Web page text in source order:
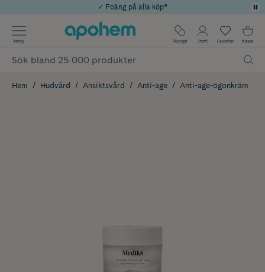
Årets Butik 2025 inom Skönhet
Använd kod: SOMMAR20 för 20% över 649kr
✓ Rådgivning från farmaceuter & hudterapeuter
✓ Poäng på alla köp*
Meny Recept Profil Favoriter Kassa
Hem Hudvård Ansiktsvård Anti-age Anti-age-ögonkräm